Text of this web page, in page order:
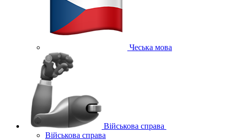
Чеська мова
Військова справа
Військова справа